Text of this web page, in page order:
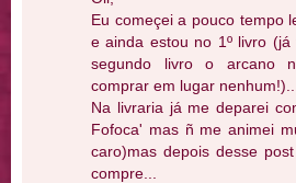
Eu começei a pouco tempo
e ainda estou no 1º livro
segundo livro o arcano
comprar em lugar nenhum!)...
Na livraria já me deparei
Fofoca' mas ñ me animei
caro)mas depois desse
compre...